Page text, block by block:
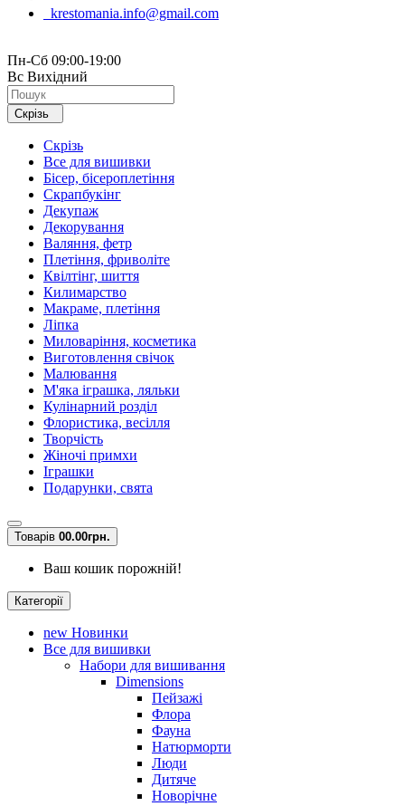
krestomania.info@gmail.com
Пн-Сб 09:00-19:00
Вс Вихідний
Скрізь
Скрізь
Все для вишивки
Бісер, бісероплетіння
Скрапбукінг
Декупаж
Декорування
Валяння, фетр
Плетіння, фриволіте
Квілтінг, шиття
Килимарство
Макраме, плетіння
Ліпка
Миловаріння, косметика
Виготовлення свічок
Малювання
М'яка іграшка, ляльки
Кулінарний розділ
Флористика, весілля
Творчість
Жіночі примхи
Іграшки
Подарунки, свята
Товарів 00.00грн.
Ваш кошик порожній!
Категорії
new Новинки
Все для вишивки
Набори для вишивання
Dimensions
Пейзажі
Флора
Фауна
Натюрморти
Люди
Дитяче
Новорічне